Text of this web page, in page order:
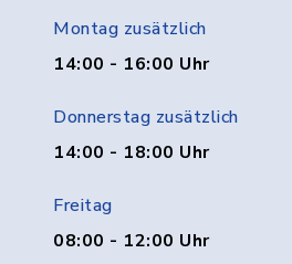
Montag zusätzlich
14:00 - 16:00 Uhr
Donnerstag zusätzlich
14:00 - 18:00 Uhr
Freitag
08:00 - 12:00 Uhr